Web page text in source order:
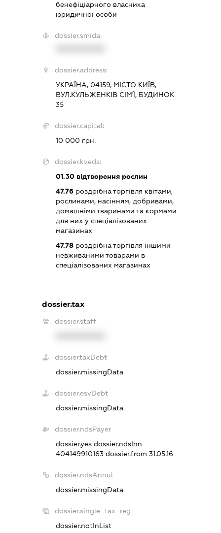
бенефіціарного власника
юридичної особи
dossier.smida:
dossier.address:
УКРАЇНА, 04159, МІСТО КИЇВ,
ВУЛ.КУЛЬЖЕНКІВ СІМ'Ї, БУДИНОК
35
dossier.capital:
10 000 грн.
dossier.kveds:
01.30 відтворення рослин
47.76 роздрібна торгівля квітами,
рослинами, насінням, добривами,
домашніми тваринами та кормами
для них у спеціалізованих
магазинах
47.78 роздрібна торгівля іншими
невживаними товарами в
спеціалізованих магазинах
dossier.tax
dossier.staff
dossier.taxDebt
dossier.missingData
dossier.esvDebt
dossier.missingData
dossier.ndsPayer
dossier.yesdossier.ndsInn
404149910163dossier.from 31.05.16
dossier.ndsAnnul
dossier.missingData
dossier.single_tax_reg
dossier.notInList